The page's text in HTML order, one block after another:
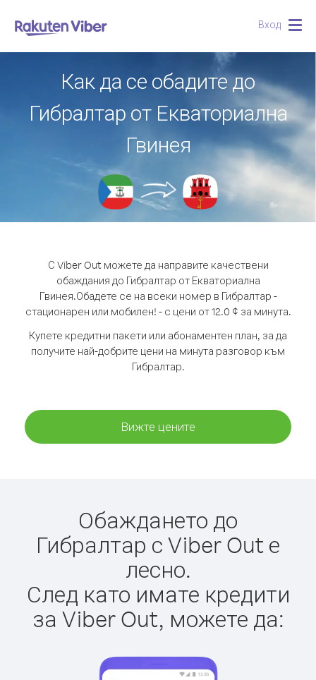
Вход
Как да се обадите до
Гибралтар от Екваториална
Гвинея
С Viber Out можете да направите качествени
обаждания до Гибралтар от Екваториална
Гвинея.Обадете се на всеки номер в Гибралтар -
стационарен или мобилен! - с цени от 12.0 ¢ за минута.
Купете кредитни пакети или абонаментен план, за да
получите най-добрите цени на минута разговор към
Гибралтар.
Вижте цените
Обаждането до
Гибралтар с Viber Out е
лесно.
След като имате кредити
за Viber Out, можете да: